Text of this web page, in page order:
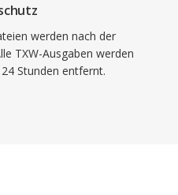
werden nach der
TXW-Ausgaben werden
Stunden entfernt.